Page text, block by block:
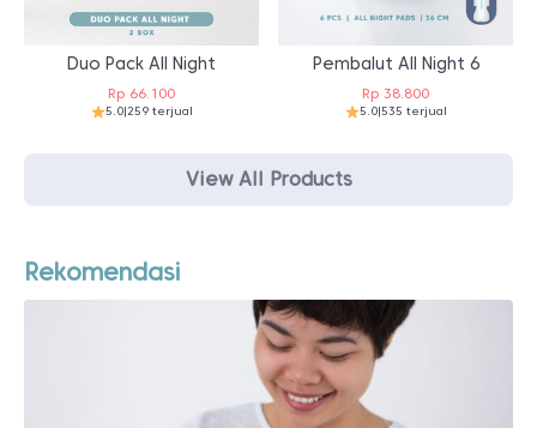
Duo Pack All Night
Rp 66.100
5.0|259 terjual
Pembalut All Night 6
Rp 38.800
5.0|535 terjual
View All Products
Rekomendasi